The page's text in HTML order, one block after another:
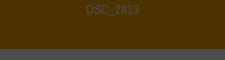
DSC_2813